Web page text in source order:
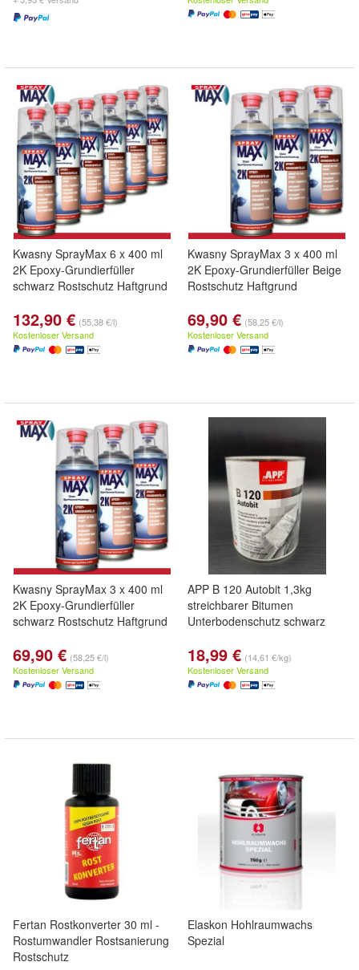
Kwasny SprayMax 6 x 400 ml
2K Epoxy-Grundierfüller
schwarz Rostschutz Haftgrund
132,90 € (55,38 €/l)
Kostenloser Versand
Kwasny SprayMax 3 x 400 ml
2K Epoxy-Grundierfüller Beige
Rostschutz Haftgrund
69,90 € (58,25 €/l)
Kostenloser Versand
Kwasny SprayMax 3 x 400 ml
2K Epoxy-Grundierfüller
schwarz Rostschutz Haftgrund
69,90 € (58,25 €/l)
Kostenloser Versand
APP B 120 Autobit 1,3kg
streichbarer Bitumen
Unterbodenschutz schwarz
18,99 € (14,61 €/kg)
Kostenloser Versand
Fertan Rostkonverter 30 ml -
Rostumwandler Rostsanierung
Rostschutz
Elaskon Hohlraumwachs
Spezial